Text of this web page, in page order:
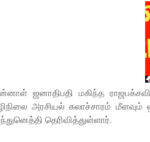
ஜனாதிபதி மகிந்த
அரசியல் கலாச்சாரம் மீளவும்
தெரிவித்துள்ளார்.